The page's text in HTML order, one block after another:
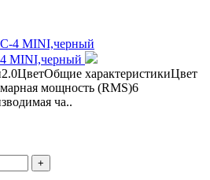
MINI,черный
характеристикиЦвет
мощность (RMS)6
ча..
+